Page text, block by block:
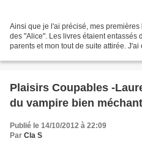
Ainsi que je l'ai précisé, mes
des "Alice". Les livres étaient entassés
parents et mon tout de suite attirée.
Plaisirs Coupables -
du vampire bien
Publié le 14/10/2012 à 22:09
Par Cla S